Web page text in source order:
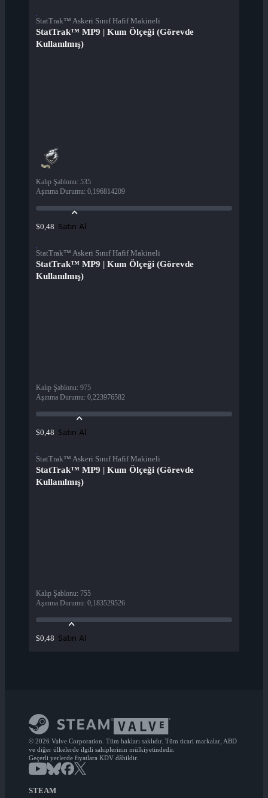
StatTrak™ Askeri Sınıf Hafif Makineli
StatTrak™ MP9 | Kum Ölçeği (Görevde
Kullanılmış)
Kalıp Şablonu: 535
Aşınma Durumu: 0,196814209
$0,48 Satın Al
StatTrak™ Askeri Sınıf Hafif Makineli
StatTrak™ MP9 | Kum Ölçeği (Görevde
Kullanılmış)
Kalıp Şablonu: 975
Aşınma Durumu: 0,223976582
$0,48 Satın Al
StatTrak™ Askeri Sınıf Hafif Makineli
StatTrak™ MP9 | Kum Ölçeği (Görevde
Kullanılmış)
Kalıp Şablonu: 755
Aşınma Durumu: 0,183529526
$0,48 Satın Al
© 2026 Valve Corporation. Tüm hakları saklıdır. Tüm ticari markalar, ABD
ve diğer ülkelerde ilgili sahiplerinin mülkiyetindedir.
Geçerli yerlerde fiyatlara KDV dâhildir.
STEAM